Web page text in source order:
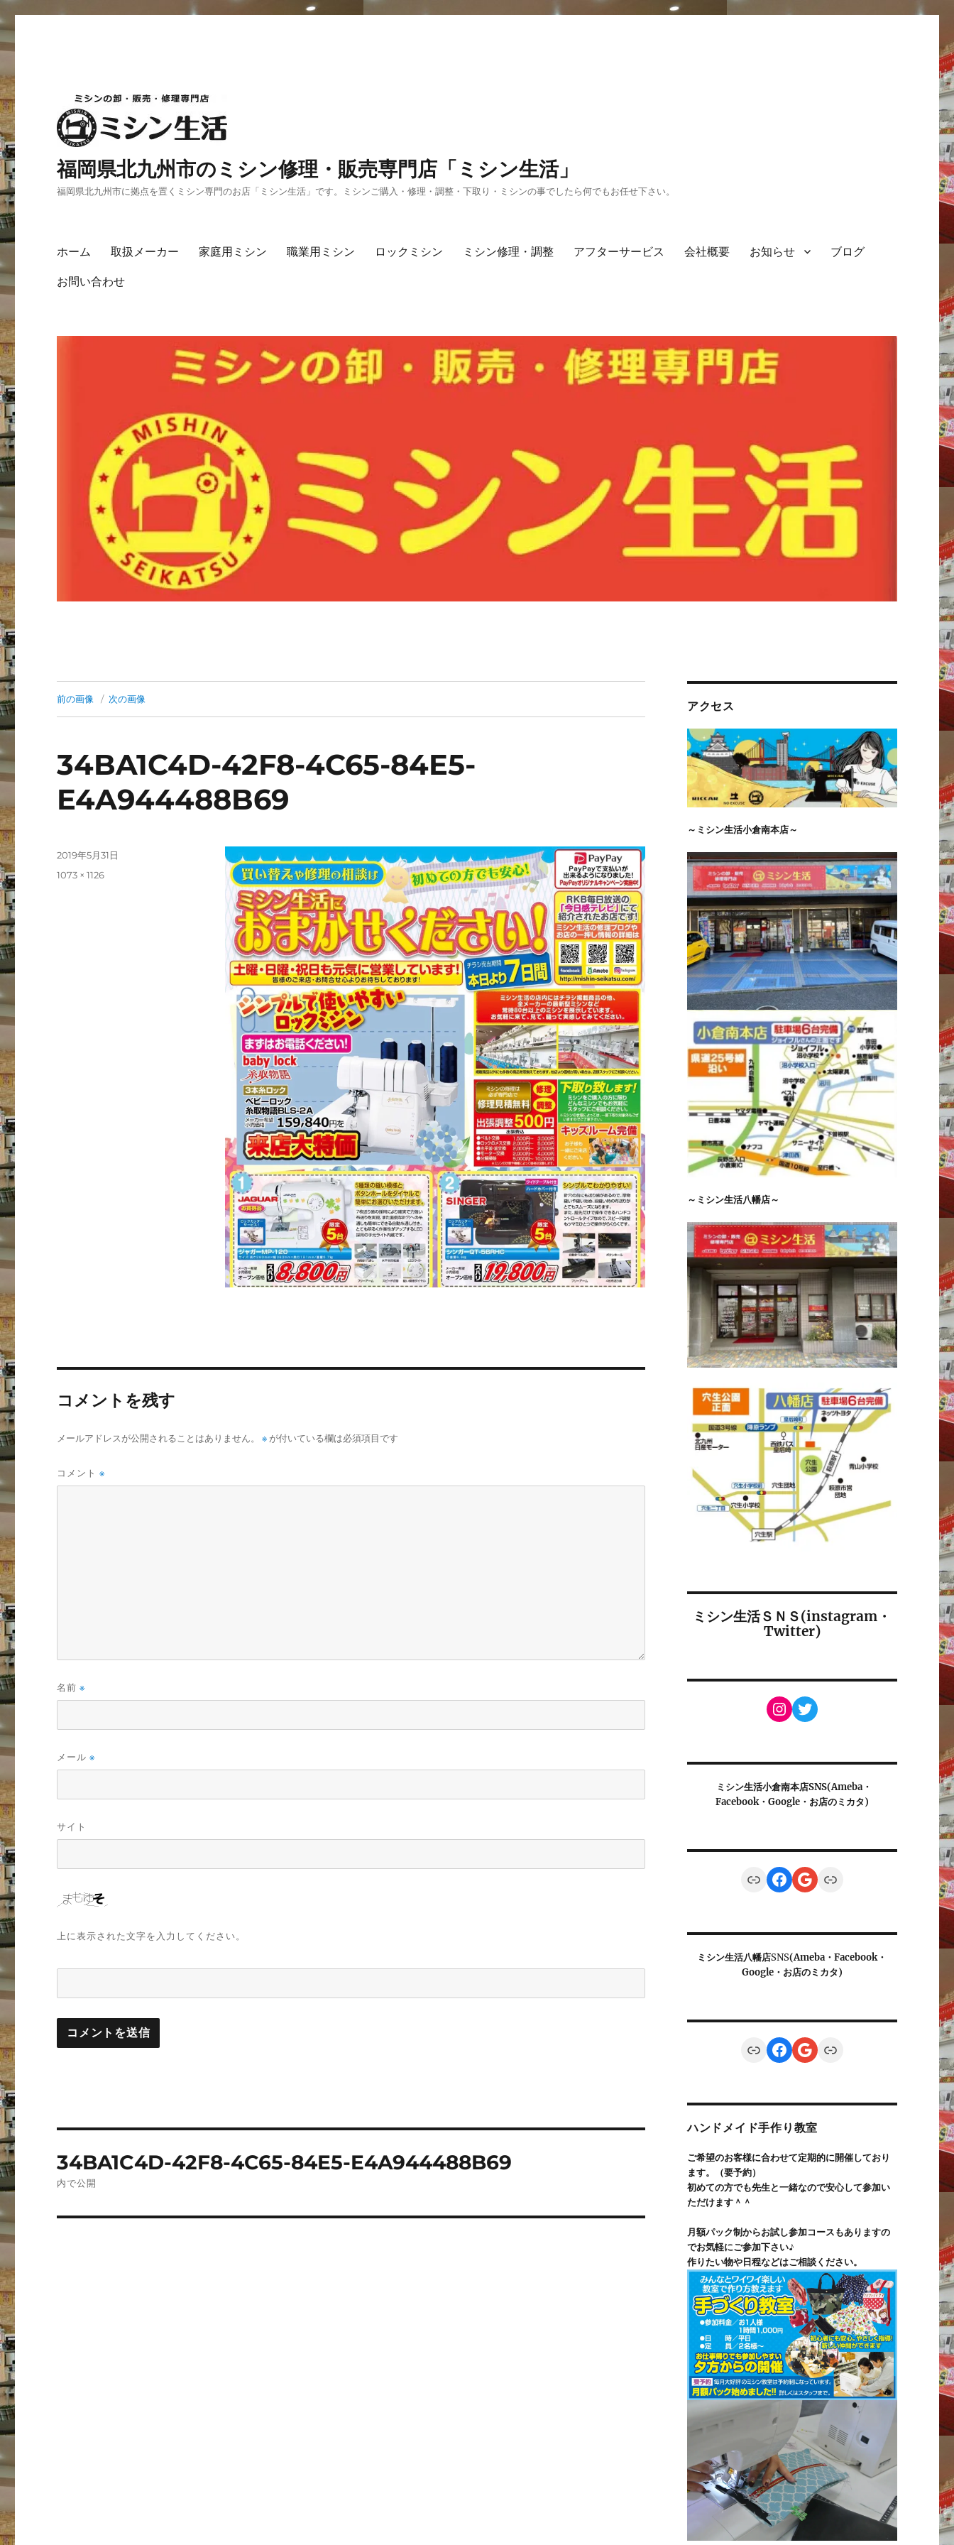
福岡県北九州市のミシン修理・販売専門店「ミシン生活」
福岡県北九州市に拠点を置くミシン専門のお店「ミシン生活」です。ミシンご購入・修理・調整・下取り・ミシンの事でしたら何でもお任せ下さい。
ホーム 取扱メーカー 家庭用ミシン 職業用ミシン ロックミシン ミシン修理・調整 アフターサービス 会社概要 お知らせ ブログ
お問い合わせ
前の画像 次の画像
34BA1C4D-42F8-4C65-84E5-
E4A944488B69
投
2019年5月31日
フ
1073 × 1126
コメントを残す
メールアドレスが公開されることはありません。 ※ が付いている欄は必須項目です
コメント※
名前※
メール※
サイト
上に表示された文字を入力してください。
稿
34BA1C4D-42F8-4C65-84E5-E4A944488B69
内で公開
アクセス
～ミシン生活小倉南本店～
～ミシン生活八幡店～
ミシン生活ＳＮＳ(instagram・
Twitter)
Instagram
Twitter
ミシン生活小倉南本店SNS(Ameba・
Facebook・Google・お店のミカタ)
LinkFacebook
Google
Link
ミシン生活八幡店SNS(Ameba・Facebook・
Google・お店のミカタ)
LinkFacebook
Google
Link
ハンドメイド手作り教室
ご希望のお客様に合わせて定期的に開催しており
ます。（要予約）
初めての方でも先生と一緒なので安心して参加い
ただけます＾＾
月額パック制からお試し参加コースもありますの
でお気軽にご参加下さい♪
作りたい物や日程などはご相談ください。